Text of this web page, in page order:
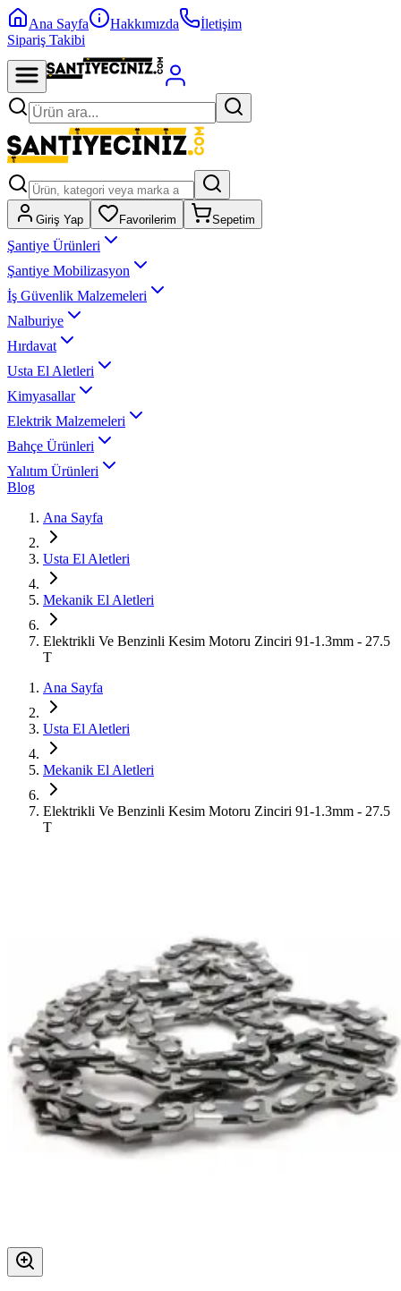
Ana Sayfa Hakkımızda
İletişim
Sipariş Takibi
Giriş Yap Favorilerim Sepetim
Şantiye Ürünleri
Şantiye Mobilizasyon
İş Güvenlik Malzemeleri
Nalburiye
Hırdavat
Usta El Aletleri
Kimyasallar
Elektrik Malzemeleri
Bahçe Ürünleri
Yalıtım Ürünleri
Blog
Ana Sayfa
Usta El Aletleri
Mekanik El Aletleri
Elektrikli Ve Benzinli Kesim Motoru Zinciri 91-1.3mm - 27.5
T
Ana Sayfa
Usta El Aletleri
Mekanik El Aletleri
Elektrikli Ve Benzinli Kesim Motoru Zinciri 91-1.3mm - 27.5
T